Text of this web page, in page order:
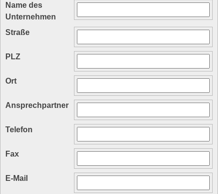
Name des
Unternehmen
Straße
PLZ
Ort
Ansprechpartner
Telefon
Fax
E-Mail